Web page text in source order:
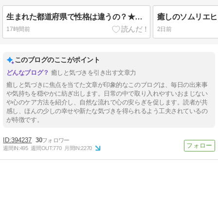
生まれた都道府県で性格は違うの？★どうやらあるみたいです
17時間前 2日前
このブログのここがポイント
癒しと気づきを引き出す文章力
癒しと気づきに焦点を当てた文章が印象的なこのブログは、毎日の出来事
や気持ちを穏やかに紡ぎ出します。日常の中で取り入れやすいおまじない
や心のケア方法を紹介し、自然な流れで心の安らぎを促します。読者が共
感し、ほんの少しの幸せや新たな気づきを得られるよう工夫されているの
が特徴です。
394237 30
週間IN:495 週間OUT:770 月間IN:2270